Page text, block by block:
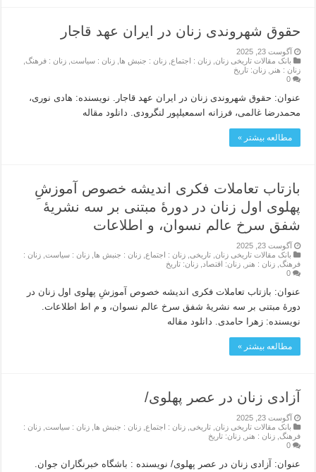
حقوق شهروندی زنان در ایران عهد قاجار
آگوست 23, 2025
بانک مقالات تاریخی زنان ,زنان : اجتماع ,زنان : جنبش ها ,زنان : سیاست ,زنان : فرهنگ
زنان : هنر
,زنان: تاریخ
0
عنوان: حقوق شهروندی زنان در ایران عهد قاجار. نویسنده: هادی نوری،
محمدرضا غالمی، فرزانه اسمعیلپور لنگرودی. دانلود مقاله
مطالعه بیشتر »
بازتاب تعاملات فکری اندیشه خصوص آموزشِ
پهلوی اول زنان در دورۀ مبتنی بر سه نشریۀ
شفق سرخ عالم نسوان، و اطلاعات
آگوست 23, 2025
بانک مقالات تاریخی زنان ,تاریخی ,زنان : اجتماع ,زنان : جنبش ها ,زنان : سیاست ,زنان :
فرهنگ ,زنان : هنر ,زنان: اقتصاد ,زنان: تاریخ
0
عنوان: بازتاب تعاملات فکری اندیشه خصوص آموزشِ پهلوی اول زنان در
دورۀ مبتنی بر سه نشریۀ شفق سرخ عالم نسوان، و م اط اطلاعات.
نویسنده: زهرا حامدی. دانلود مقاله
مطالعه بیشتر »
آزادی زنان در عصر پهلوی/
آگوست 23, 2025
بانک مقالات تاریخی زنان ,تاریخی ,زنان : اجتماع ,زنان : جنبش ها ,زنان : سیاست ,زنان :
فرهنگ ,زنان : هنر ,زنان: تاریخ
0
عنوان: آزادی زنان در عصر پهلوی/ نویسنده : باشگاه خبرنگاران جوان.